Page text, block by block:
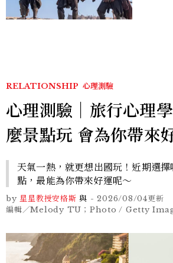
RELATIONSHIP 心理測驗
心理測驗｜旅行心理
麼景點玩 會為你帶來
天氣一熱，就更想出國玩！近期選
點，最能為你帶來好運呢～
by 星星教授安格斯 與 -2026/08/04更新
編輯／Melody TU；Photo / Getty